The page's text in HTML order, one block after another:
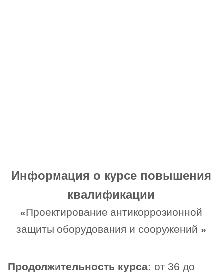
Информация о курсе повышения
квалификации
«Проектирование антикоррозионной
защиты оборудования и сооружений »
Продолжительность курса: от 36 до